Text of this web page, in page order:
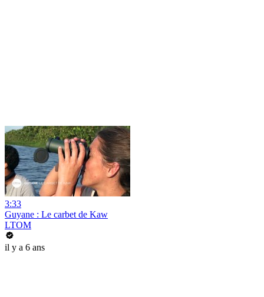
3:33
Guyane : Le carbet de Kaw
LTOM
il y a 6 ans